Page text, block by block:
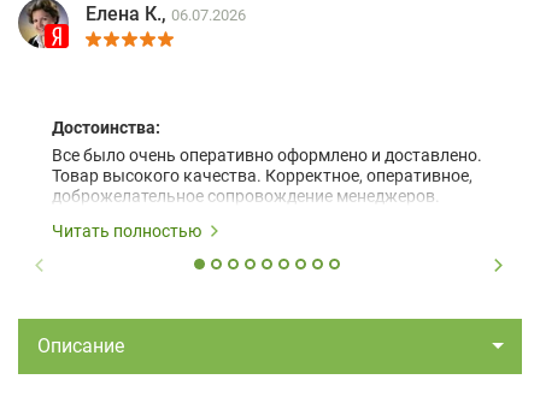
Елена К., 06.07.2026
Достоинства:
Все было очень оперативно оформлено и доставлено.
Товар высокого качества. Корректное, оперативное,
доброжелательное сопровождение менеджеров.
Читать полностью
Описание